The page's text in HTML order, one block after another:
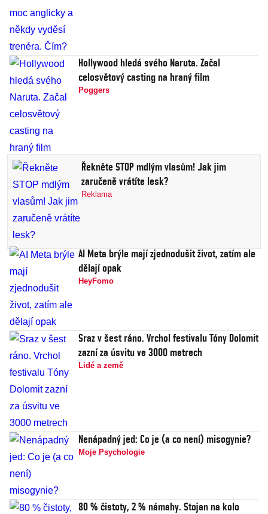
Hollywood hledá svého Naruta. Začal
celosvětový casting na hraný film
Poggers
Řekněte STOP mdlým vlasům! Jak jim
zaručeně vrátíte lesk?
Reklama
AI Meta brýle mají zjednodušit život, zatím ale
dělají opak
HeyFomo
Sraz v šest ráno. Vrchol festivalu Tóny Dolomit
zazní za úsvitu ve 3000 metrech
Lidé a země
Nenápadný jed: Co je (a co není) misogynie?
Moje Psychologie
80 % čistoty, 2 % námahy. Stojan na kolo